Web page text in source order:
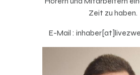
Zeit zu haben.
E-Mail :